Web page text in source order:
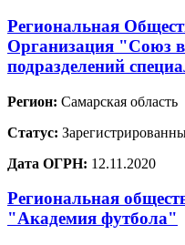
Региональная
Организация "Союз
подразделений
Регион: Самарская область
Статус:
Дата ОГРН: 12.11.2020
Региональная
"Академия футбола"